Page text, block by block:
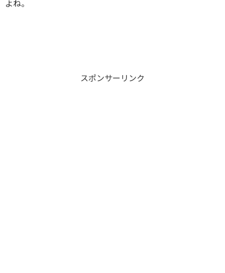
よね。
スポンサーリンク